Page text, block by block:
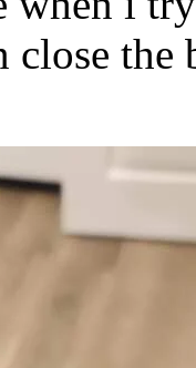
close